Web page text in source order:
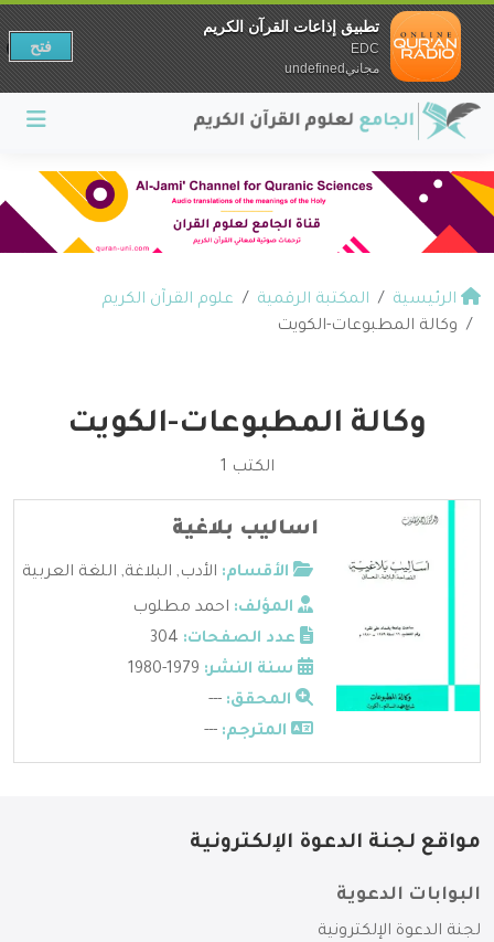
الرئيسية المكتبة الرقمية
علوم القرآن الكريم
وكالة المطبوعات-الكويت
وكالة المطبوعات-الكويت
الكتب 1
اساليب بلاغية
الأقسام: الأدب, البلاغة, اللغة العربية
المؤلف: احمد مطلوب
عدد الصفحات:
سنة النشر:
المحقق: ---
المترجم: ---
مواقع لجنة الدعوة الإلكترونية
البوابات الدعوية
لجنة الدعوة الإلكترونية
تطبيق إذاعات القرآن الكريم
EDC
مجانيundefined
فتح